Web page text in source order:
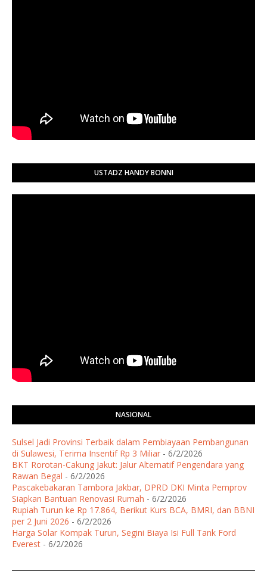
USTADZ HANDY BONNI
NASIONAL
Sulsel Jadi Provinsi Terbaik dalam Pembiayaan Pembangunan
di Sulawesi, Terima Insentif Rp 3 Miliar - 6/2/2026
BKT Rorotan-Cakung Jakut: Jalur Alternatif Pengendara yang
Rawan Begal - 6/2/2026
Pascakebakaran Tambora Jakbar, DPRD DKI Minta Pemprov
Siapkan Bantuan Renovasi Rumah - 6/2/2026
Rupiah Turun ke Rp 17.864, Berikut Kurs BCA, BMRI, dan BBNI
per 2 Juni 2026 - 6/2/2026
Harga Solar Kompak Turun, Segini Biaya Isi Full Tank Ford
Everest - 6/2/2026